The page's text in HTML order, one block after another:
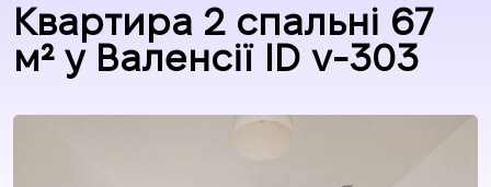
Квартира 2 спальні 67
м² у Валенсії ID v-303